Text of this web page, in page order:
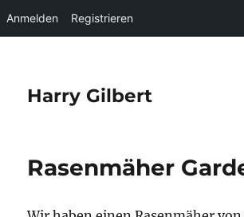
Anmelden Registrieren
Harry Gilbert
Rasenmäher